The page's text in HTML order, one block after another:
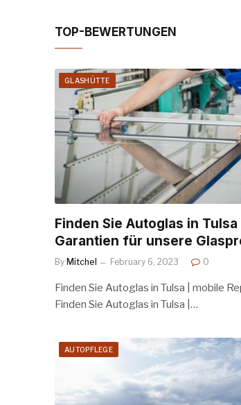
TOP-BEWERTUNGEN
GLASHÜTTE
Finden Sie Autoglas in Tulsa |
Garantien für unsere
By Mitchel February 6, 2023 0
Finden Sie Autoglas in Tulsa | mobile
Finden Sie Autoglas in Tulsa |…
AUTOPFLEGE